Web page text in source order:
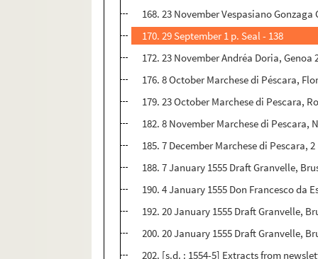
168. 23 November Vespasiano
170. 29 September 1 p. Seal - 138
172. 23 November Andréa Doria, Genoa
176. 8 October Marchese di Péscara,
179. 23 October Marchese di Pescara,
182. 8 November Marchese di Pescara,
185. 7 December Marchese di Pescara,
188. 7 January 1555 Draft Granvelle,
190. 4 January 1555 Don Francesco da
192. 20 January 1555 Draft Granvelle,
200. 20 January 1555 Draft Granvelle,
202. [s.d. : 1554-5] Extracts from